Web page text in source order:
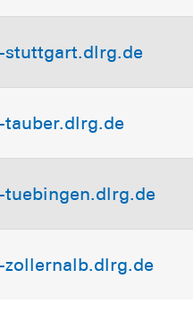
stuttgart.dlrg.de
tauber.dlrg.de
tuebingen.dlrg.de
zollernalb.dlrg.de